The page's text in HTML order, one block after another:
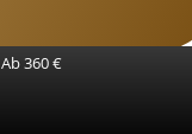
Ab 360 €